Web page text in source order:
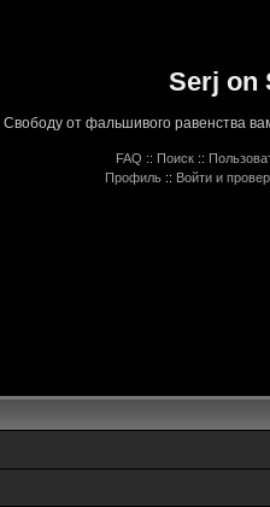
Serj on
Свободу от фальшивого равенства
FAQ :: Поиск ::
Профиль :: Войти и